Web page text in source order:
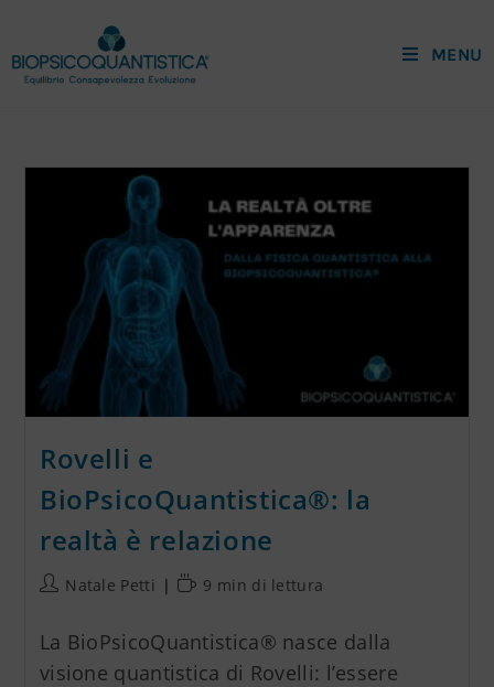
MENU
Rovelli e
BioPsicoQuantistica®: la
realtà è relazione
Natale Petti 9 min di lettura
La BioPsicoQuantistica® nasce dalla
visione quantistica di Rovelli: l’essere